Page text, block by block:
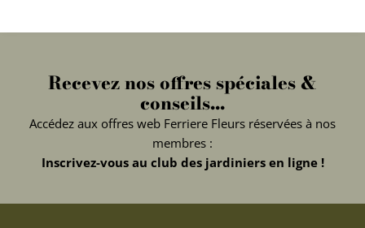
Recevez nos offres spéciales &
conseils...
Accédez aux offres web Ferriere Fleurs réservées à nos
membres :
Inscrivez-vous au club des jardiniers en ligne !